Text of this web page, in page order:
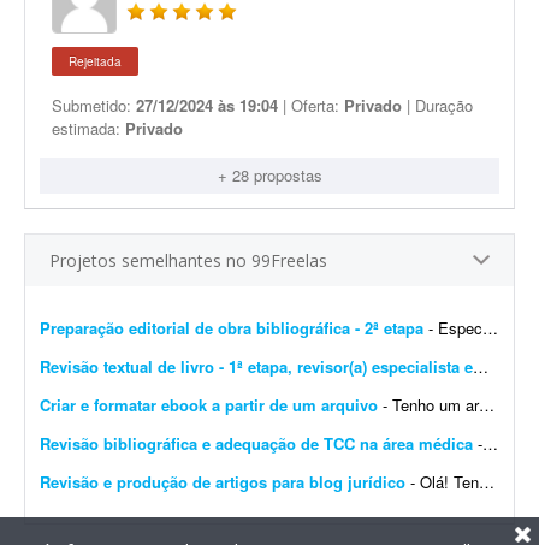
Rejeitada
Submetido: 27/12/2024 às 19:04 | Oferta: Privado | Duração
estimada: Privado
+ 28 propostas
Projetos semelhantes no 99Freelas
Preparação editorial de obra bibliográfica - 2ª etapa - Especializado em obras bibliográficas. Importante! Serão aceitas apenas propostas de profissionais com formação ou experiência comprovada em preparaç&atil...
Revisão textual de livro - 1ª etapa, revisor(a) especialista em Português
Criar e formatar ebook a partir de um arquivo - Tenho um arquivo para transformar em ebook. O objetivo será revisar a língua portuguesa, editar e formatar o conteúdo e gerar um ebook pronto para qualquer plataforma, incluin...
Revisão bibliográfica e adequação de TCC na área médica - Revisão de TCC - 1ª etapa Tenho um TCC em andamento e preciso de um profissional para realizar a revisão e adequação do trabalho à cartilha da faculdade. N...
Revisão e produção de artigos para blog jurídico - Olá! Tenho um blog antigo e gostaria de contratar um profissional para realizar dois serviços. 1. Revisão e atualização de 25 artigos existentes Tenho artigos ...